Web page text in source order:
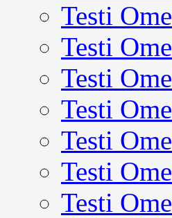
Testi
Testi
Testi
Testi
Testi
Testi
Testi